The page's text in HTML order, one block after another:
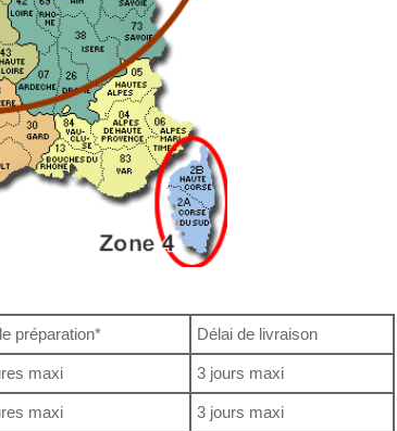
préparation* Délai de livraison
maxi 3 jours maxi
maxi 3 jours maxi